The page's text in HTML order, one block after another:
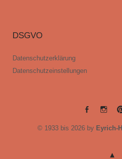
DSGVO
Datenschutzerklärung
Datenschutzeinstellungen
EYRICH-EYRICH-
© 1933 bis 2026 by Eyrich-